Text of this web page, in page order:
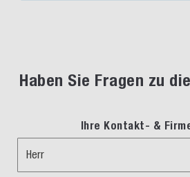
Haben Sie Fragen zu
Ihre Kontakt- &